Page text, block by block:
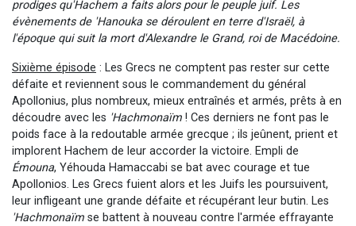
prodiges qu'Hachem a faits alors pour le peuple juif. Les
évènements de 'Hanouka se déroulent en terre d'Israël, à
l'époque qui suit la mort d'Alexandre le Grand, roi de Macédoine.
Sixième épisode : Les Grecs ne comptent pas rester sur cette
défaite et reviennent sous le commandement du général
Apollonius, plus nombreux, mieux entraînés et armés, prêts à en
découdre avec les 'Hachmonaïm ! Ces derniers ne font pas le
poids face à la redoutable armée grecque ; ils jeûnent, prient et
implorent Hachem de leur accorder la victoire. Empli de
Émouna, Yéhouda Hamaccabi se bat avec courage et tue
Apollonios. Les Grecs fuient alors et les Juifs les poursuivent,
leur infligeant une grande défaite et récupérant leur butin. Les
'Hachmonaïm se battent à nouveau contre l'armée effrayante